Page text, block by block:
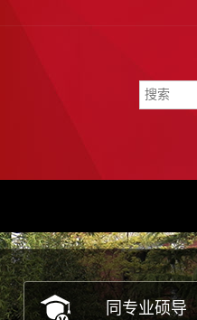
同专业硕导